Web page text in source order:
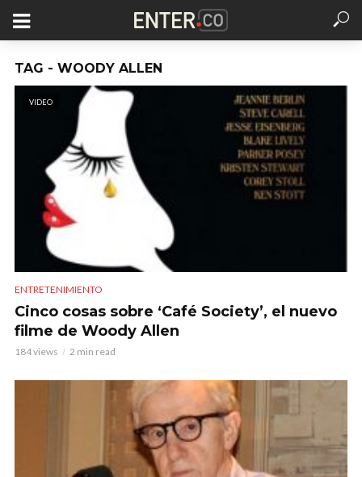
TAG - WOODY ALLEN
VIDEO
ENTRETENIMIENTO
Cinco cosas sobre ‘Café Society’, el nuevo
filme de Woody Allen
184 views 2 min read